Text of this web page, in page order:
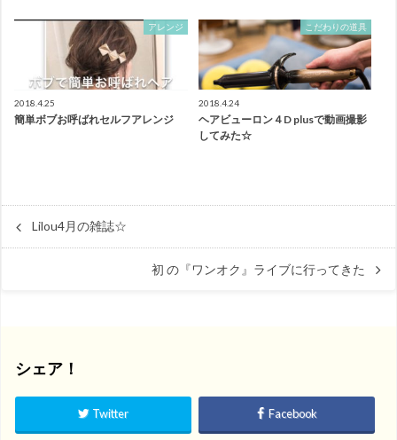
アレンジ
2018.4.25
簡単ボブお呼ばれセルフアレンジ
こだわりの道具
2018.4.24
ヘアビューロン４D plusで動画撮影
してみた☆
Lilou4月の雑誌☆
初 の『ワンオク』ライブに行ってきた
シェア！
Twitter Facebook